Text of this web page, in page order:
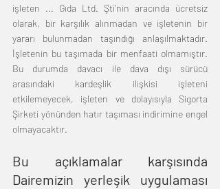
işleten ... Gıda Ltd. Şti'nin aracında ücretsiz
olarak, bir karşılık alınmadan ve işletenin bir
yararı bulunmadan taşındığı anlaşılmaktadır.
İşletenin bu taşımada bir menfaati olmamıştır.
Bu durumda davacı ile dava dışı sürücü
arasındaki kardeşlik ilişkisi işleteni
etkilemeyecek, işleten ve dolayısıyla Sigorta
Şirketi yönünden hatır taşıması indirimine engel
olmayacaktır.
Bu açıklamalar karşısında
Dairemizin yerleşik uygulaması